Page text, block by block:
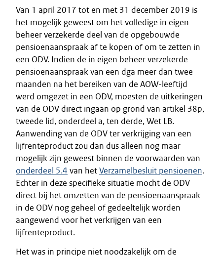
Van 1 april 2017 tot en met 31 december 2019 is
het mogelijk geweest om het volledige in eigen
beheer verzekerde deel van de opgebouwde
pensioenaanspraak af te kopen of om te zetten in
een ODV. Indien de in eigen beheer verzekerde
pensioenaanspraak van een dga meer dan twee
maanden na het bereiken van de AOW-leeftijd
werd omgezet in een ODV, moesten de uitkeringen
van de ODV direct ingaan op grond van artikel 38p,
tweede lid, onderdeel a, ten derde, Wet LB.
Aanwending van de ODV ter verkrijging van een
lijfrenteproduct zou dan dus alleen nog maar
mogelijk zijn geweest binnen de voorwaarden van
onderdeel 5.4 van hetVerzamelbesluit pensioenen.
Echter in deze specifieke situatie mocht de ODV
direct bij het omzetten van de pensioenaanspraak
in de ODV nog geheel of gedeeltelijk worden
aangewend voor het verkrijgen van een
lijfrenteproduct.
Het was in principe niet noodzakelijk om de